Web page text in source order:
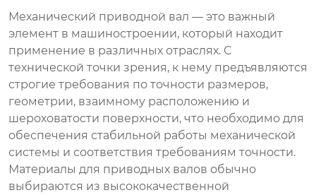
Механический приводной вал — это важный
элемент в машиностроении, который находит
применение в различных отраслях. С
технической точки зрения, к нему предъявляются
строгие требования по точности размеров,
геометрии, взаимному расположению и
шероховатости поверхности, что необходимо для
обеспечения стабильной работы механической
системы и соответствия требованиям точности.
Материалы для приводных валов обычно
выбираются из высококачественной